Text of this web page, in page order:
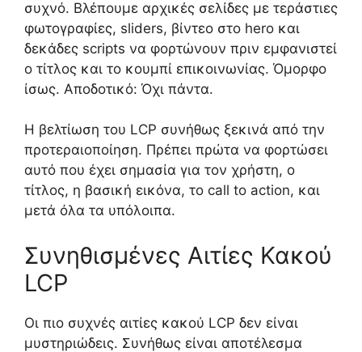
συχνό. Βλέπουμε αρχικές σελίδες με τεράστιες
φωτογραφίες, sliders, βίντεο στο hero και
δεκάδες scripts να φορτώνουν πριν εμφανιστεί
ο τίτλος και το κουμπί επικοινωνίας. Όμορφο
ίσως. Αποδοτικό: Όχι πάντα.
Η βελτίωση του LCP συνήθως ξεκινά από την
προτεραιοποίηση. Πρέπει πρώτα να φορτώσει
αυτό που έχει σημασία για τον χρήστη, ο
τίτλος, η βασική εικόνα, το call to action, και
μετά όλα τα υπόλοιπα.
Συνηθισμένες Αιτίες Κακού
LCP
Οι πιο συχνές αιτίες κακού LCP δεν είναι
μυστηριώδεις. Συνήθως είναι αποτέλεσμα